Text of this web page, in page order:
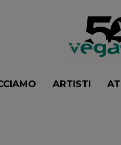
ARTISTI